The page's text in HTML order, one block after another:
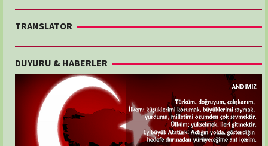
TRANSLATOR
DUYURU & HABERLER